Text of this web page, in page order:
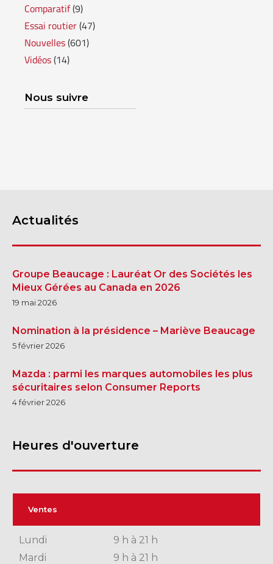
Comparatif(9)
Essai routier(47)
Nouvelles(601)
Vidéos(14)
Nous suivre
Actualités
Groupe Beaucage : Lauréat Or des Sociétés les
Mieux Gérées au Canada en 2026
19 mai 2026
Nomination à la présidence – Mariève Beaucage
5 février 2026
Mazda : parmi les marques automobiles les plus
sécuritaires selon Consumer Reports
4 février 2026
Heures d'ouverture
Ventes
Lundi
9 h à 21 h
Mardi
9 h à 21 h